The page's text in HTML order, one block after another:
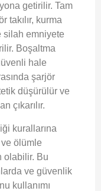
getirilir. Tam
takılır, kurma
silah emniyete
Boşaltma
hale
şarjör
düşürülür ve
çıkarılır.
kurallarına
ölümle
olabilir. Bu
ve güvenlik
kullanımı